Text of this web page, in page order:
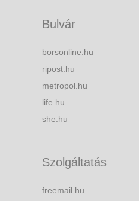
Bulvár
borsonline.hu
ripost.hu
metropol.hu
life.hu
she.hu
Szolgáltatás
freemail.hu